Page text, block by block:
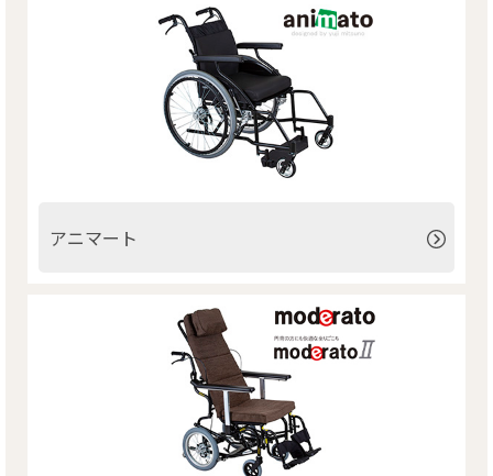
お問い合わせ
カタログ・取説
画像ダウンロード
アニマート